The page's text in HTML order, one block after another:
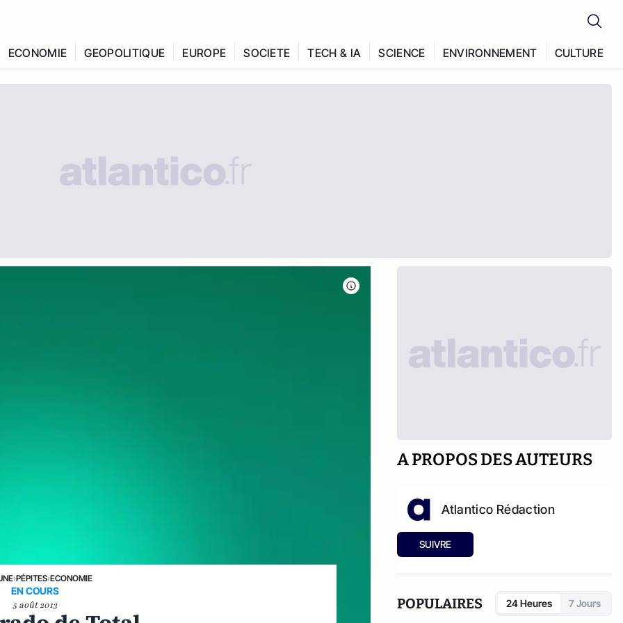
ECONOMIE GEOPOLITIQUE EUROPE SOCIETE TECH & IA SCIENCE ENVIRONNEMENT CULTURE
›PÉPITES›ECONOMIE
EN COURS
5 août 2013
A PROPOS DES AUTEURS
Atlantico Rédaction
SUIVRE
POPULAIRES 24 Heures 7 Jours